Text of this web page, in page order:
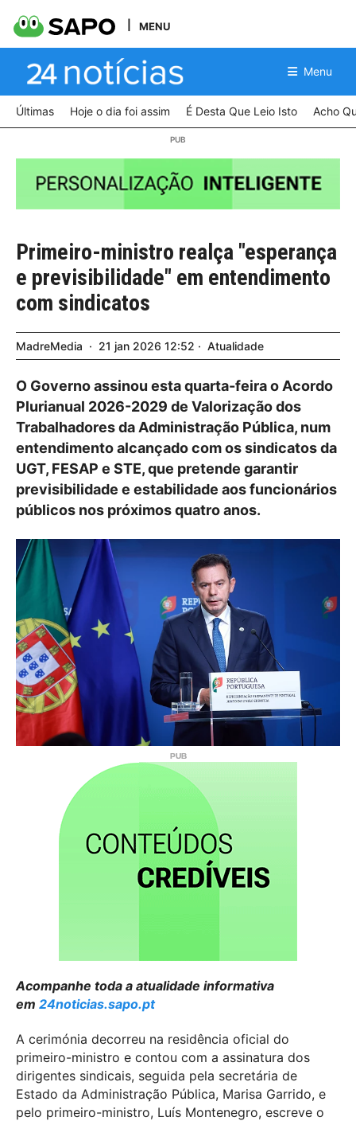
MENU
Menu
Últimas Hoje o dia foi assim É Desta Que Leio Isto Acho
Primeiro-ministro realça "esperança
e previsibilidade" em entendimento
com sindicatos
MadreMedia 21 jan 2026 12:52 Atualidade
O Governo assinou esta quarta-feira o Acordo
Plurianual 2026-2029 de Valorização dos
Trabalhadores da Administração Pública, num
entendimento alcançado com os sindicatos da
UGT, FESAP e STE, que pretende garantir
previsibilidade e estabilidade aos funcionários
públicos nos próximos quatro anos.
Acompanhe toda a atualidade informativa
em 24noticias.sapo.pt
A cerimónia decorreu na residência oficial do
primeiro-ministro e contou com a assinatura dos
dirigentes sindicais, seguida pela secretária de
Estado da Administração Pública, Marisa Garrido, e
pelo primeiro-ministro, Luís Montenegro, escreve o